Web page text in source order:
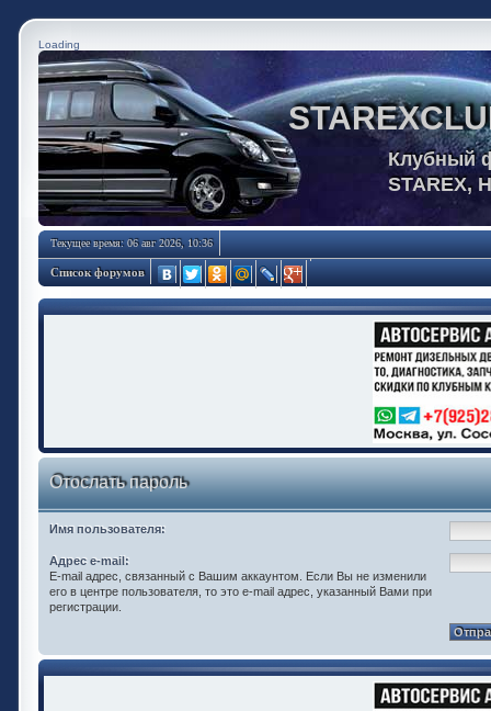
Loading
Клубный
STAREX,
Текущее время: 06 авг 2026, 10:36
Список форумов
Отослать пароль
Имя пользователя:
Адрес e-mail:
E-mail адрес, связанный с Вашим аккаунтом. Если Вы не изменили
его в центре пользователя, то это e-mail адрес, указанный Вами при
регистрации.